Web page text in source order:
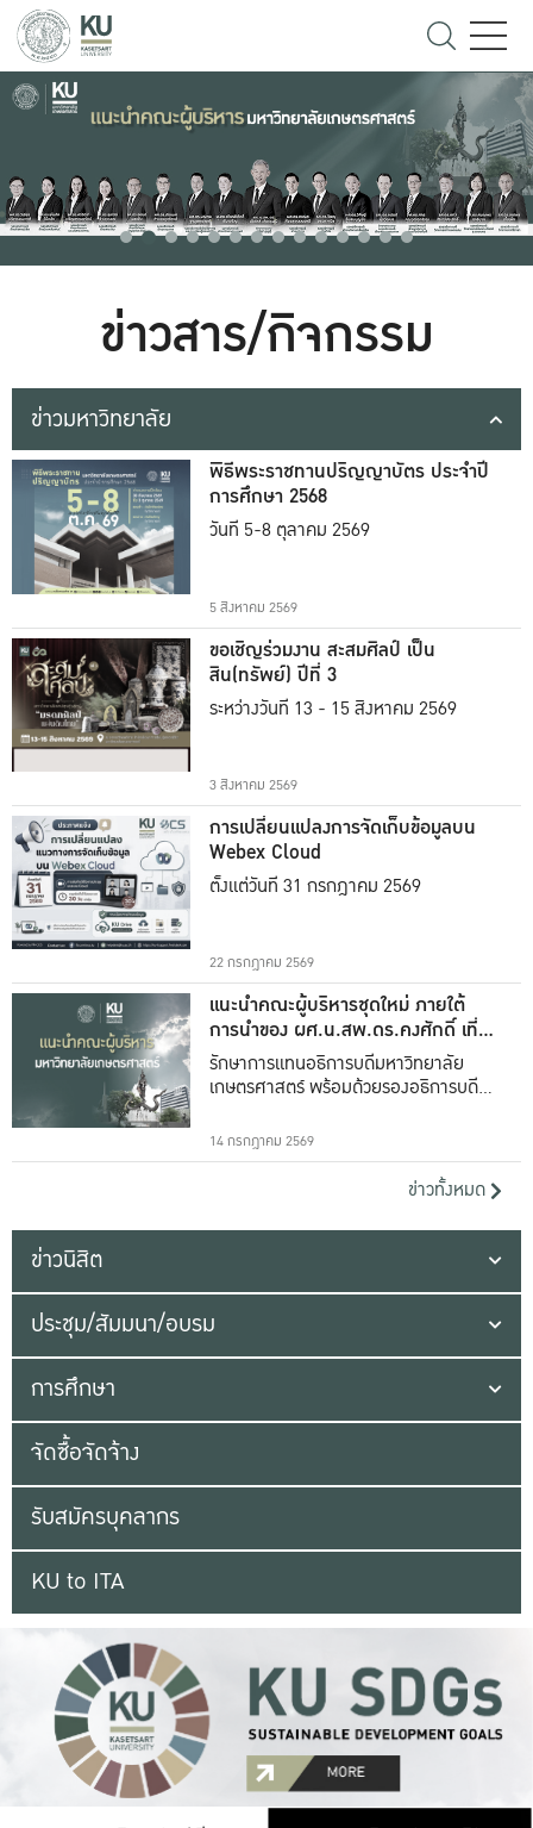
ข่าวสาร/กิจกรรม
ข่าวมหาวิทยาลัย
พิธีพระราชทานปริญญาบัตร ประจำปี
การศึกษา 2568
วันที่ 5-8 ตุลาคม 2569
5 สิงหาคม 2569
ขอเชิญร่วมงาน สะสมศิลป์ เป็น
สิน(ทรัพย์) ปีที่ 3
ระหว่างวันที่ 13 - 15 สิงหาคม 2569
3 สิงหาคม 2569
การเปลี่ยนแปลงการจัดเก็บข้อมูลบน
Webex Cloud
ตั้งแต่วันที่ 31 กรกฎาคม 2569
22 กรกฎาคม 2569
แนะนำคณะผู้บริหารชุดใหม่ ภายใต้
การนำของ ผศ.น.สพ.ดร.คงศักดิ์ เที่ยง
ธรรม
รักษาการแทนอธิการบดีมหาวิทยาลัย
เกษตรศาสตร์ พร้อมด้วยรองอธิการบดีทั้ง
14 กรกฎาคม 2569
ข่าวทั้งหมด
ข่าวนิสิต
ประชุม/สัมมนา/อบรม
การศึกษา
จัดซื้อจัดจ้าง
รับสมัครบุคลากร
KU to ITA